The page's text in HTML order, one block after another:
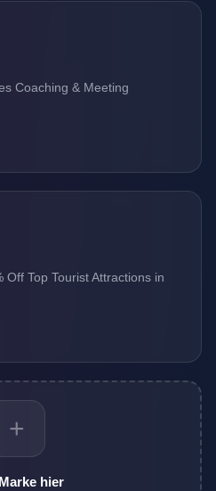
Coaching & Meeting
Off Top Tourist Attractions in
+
hier